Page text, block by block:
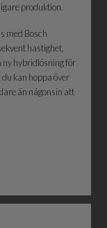
produktion.
med Bosch
hastighet,
ny hybridlösning för
kan hoppa över
än någonsin att